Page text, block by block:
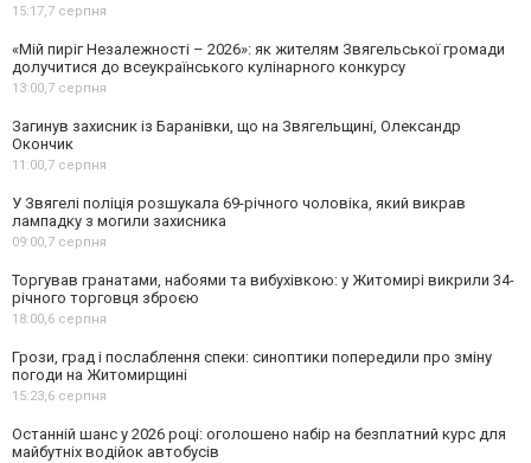
15:17, 7 серпня
«Мій пиріг Незалежності – 2026»: як жителям Звягельської громади
долучитися до всеукраїнського кулінарного конкурсу
13:00, 7 серпня
Загинув захисник із Баранівки, що на Звягельщині, Олександр
Окончик
11:00, 7 серпня
У Звягелі поліція розшукала 69-річного чоловіка, який викрав
лампадку з могили захисника
09:00, 7 серпня
Торгував гранатами, набоями та вибухівкою: у Житомирі викрили 34-
річного торговця зброєю
18:00, 6 серпня
Грози, град і послаблення спеки: синоптики попередили про зміну
погоди на Житомирщині
15:23, 6 серпня
Останній шанс у 2026 році: оголошено набір на безплатний курс для
майбутніх водійок автобусів